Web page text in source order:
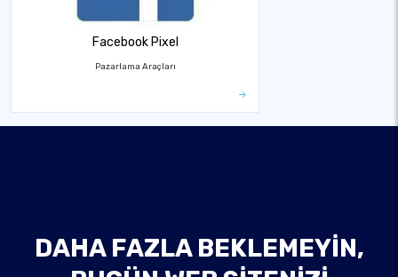
Facebook Pixel
Pazarlama Araçları
DAHA FAZLA BEKLEMEYIN,